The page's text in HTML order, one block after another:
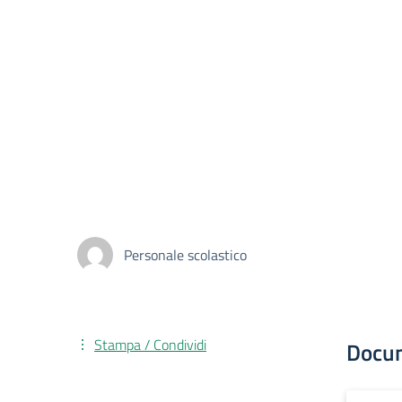
Personale scolastico
Stampa / Condividi